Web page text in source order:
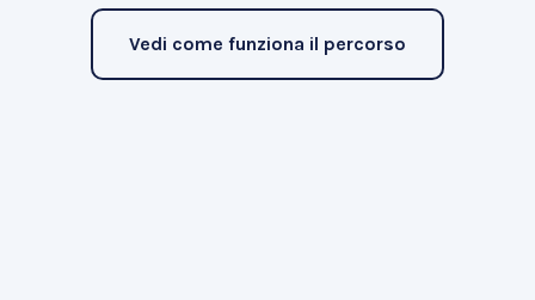
Vedi come funziona il percorso